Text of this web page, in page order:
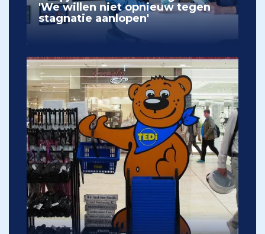
'We willen niet opnieuw tegen
stagnatie aanlopen'